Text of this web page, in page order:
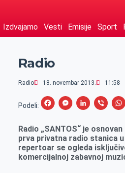
Izdvajamo Vesti Emisije Sport
Radio
Radio 18. novembar 2013. 11:58
Podeli:
F
c
e
b
M
s
s
e
L
n
k
e
V
b
e
r
Radio „SANTOS“ je
prva privatna radio stanica
repertoar se ogleda
komercijalnoj zabavnoj